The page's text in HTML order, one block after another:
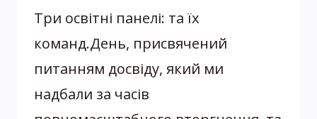
Три освітні панелі: та їх
команд.День, присвячений
питанням досвіду, який ми
надбали за часів